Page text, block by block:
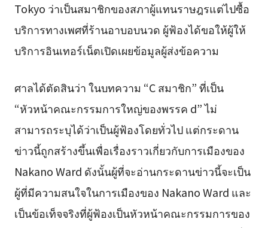
Tokyo ว่าเป็นสมาชิกของสภาผู้แทนราษฎรแต่ไปซื้อ
บริการทางเพศที่ร้านอาบอบนวด ผู้ฟ้องได้ขอให้ผู้ให้
บริการอินเทอร์เน็ตเปิดเผยข้อมูลผู้ส่งข้อความ
ศาลได้ตัดสินว่า ในบทความ “C สมาชิก” ที่เป็น
“หัวหน้าคณะกรรมการใหญ่ของพรรค d” ไม่
สามารถระบุได้ว่าเป็นผู้ฟ้องโดยทั่วไป แต่กระดาน
ข่าวนี้ถูกสร้างขึ้นเพื่อเรื่องราวเกี่ยวกับการเมืองของ
Nakano Ward ดังนั้นผู้ที่จะอ่านกระดานข่าวนี้จะเป็น
ผู้ที่มีความสนใจในการเมืองของ Nakano Ward และ
เป็นข้อเท็จจริงที่ผู้ฟ้องเป็นหัวหน้าคณะกรรมการของ